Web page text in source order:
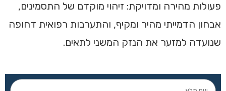
פעולות מהירה ומדויקת: זיהוי מוקדם של התסמינים,
אבחון הדמייתי מהיר ומקיף, והתערבות רפואית דחופה
שנועדה למזער את הנזק המשני לתאים.